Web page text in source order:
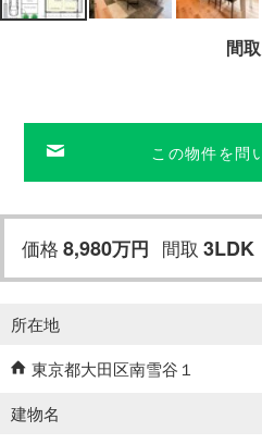
間取
この物件を問
価格 8,980万円 間取 3LDK
所在地
東京都大田区南雪谷１
建物名